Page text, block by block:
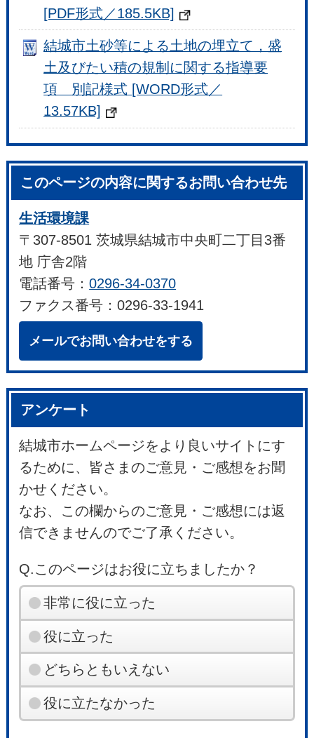
[PDF形式／185.5KB]
結城市土砂等による土地の埋立て，盛
土及びたい積の規制に関する指導要
項 別記様式 [WORD形式／
13.57KB]
このページの内容に関するお問い合わせ先
生活環境課
〒307-8501 茨城県結城市中央町二丁目3番
地 庁舎2階
電話番号：0296-34-0370
ファクス番号：0296-33-1941
メールでお問い合わせをする
アンケート
結城市ホームページをより良いサイトにす
るために、皆さまのご意見・ご感想をお聞
かせください。
なお、この欄からのご意見・ご感想には返
信できませんのでご了承ください。
Q.このページはお役に立ちましたか？
非常に役に立った
役に立った
どちらともいえない
役に立たなかった